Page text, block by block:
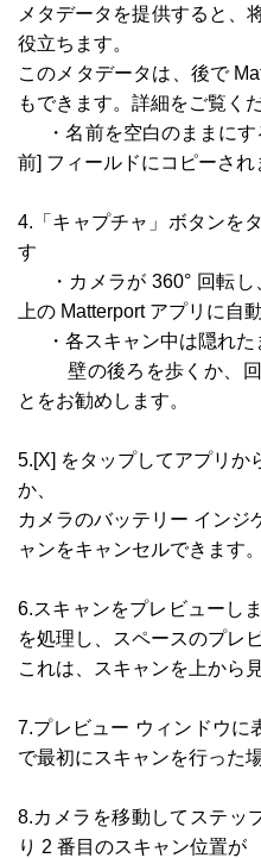
メタデータを提供すると、
役立ちます。
このメタデータは、後で
もできます。詳細をご覧く
・名前を空白のままにす
前] フィールドにコピーされ
4.「キャプチャ」ボタンを
す
・カメラが 360° 回転し
上の Matterport アプリに自
・各スキャン中は隠れた
壁の後ろを歩くか、回
とをお勧めします。
5.[X] をタップしてアプリか
か、
カメラのバッテリー インジ
ャンをキャンセルできます。
6.スキャンをプレビューし
を処理し、スペースのプレ
これは、スキャンを上から
7.プレビュー ウィンドウに
で最初にスキャンを行った
8.カメラを移動してステッ
り 2 番目のスキャン位置が